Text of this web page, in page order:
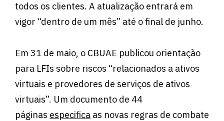
todos os clientes. A atualização entrará em
vigor “dentro de um mês” até o final de junho.
Em 31 de maio, o CBUAE publicou orientação
para LFIs sobre riscos “relacionados a ativos
virtuais e provedores de serviços de ativos
virtuais”. Um documento de 44
páginas especifica as novas regras de combate